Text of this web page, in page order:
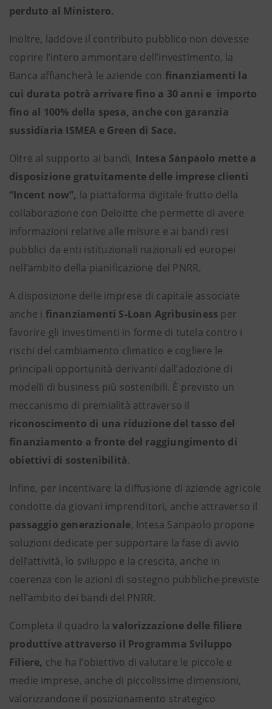
perduto al Ministero.
Inoltre, laddove il contributo pubblico non dovesse
coprire l’intero ammontare dell’investimento, la
Banca affiancherà le aziende con finanziamenti la
cui durata potrà arrivare fino a 30 anni e importo
fino al 100% della spesa, anche con garanzia
sussidiaria ISMEA e Green di Sace.
Oltre al supporto ai bandi, Intesa Sanpaolo mette a
disposizione gratuitamente delle imprese clienti
“Incent now”, la piattaforma digitale frutto della
collaborazione con Deloitte che permette di avere
informazioni relative alle misure e ai bandi resi
pubblici da enti istituzionali nazionali ed europei
nell’ambito della pianificazione del PNRR.
A disposizione delle imprese di capitale associate
anche i finanziamenti S-Loan Agribusiness per
favorire gli investimenti in forme di tutela contro i
rischi del cambiamento climatico e cogliere le
principali opportunità derivanti dall’adozione di
modelli di business più sostenibili. È previsto un
meccanismo di premialità attraverso il
riconoscimento di una riduzione del tasso del
finanziamento a fronte del raggiungimento di
obiettivi di sostenibilità.
Infine, per incentivare la diffusione di aziende agricole
condotte da giovani imprenditori, anche attraverso il
passaggio generazionale, Intesa Sanpaolo propone
soluzioni dedicate per supportare la fase di avvio
dell’attività, lo sviluppo e la crescita, anche in
coerenza con le azioni di sostegno pubbliche previste
nell’ambito dei bandi del PNRR.
Completa il quadro lavalorizzazione delle filiere
produttive attraverso il Programma Sviluppo
Filiere, che ha l’obiettivo di valutare le piccole e
medie imprese, anche di piccolissime dimensioni,
valorizzandone il posizionamento strategico